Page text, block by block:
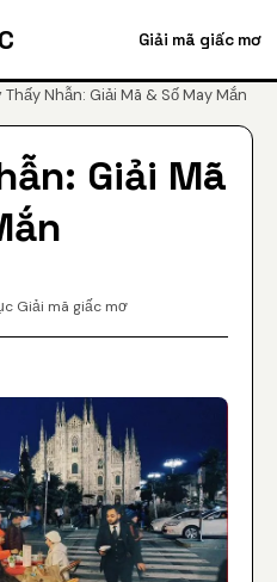
Giải mã giấc mơ
Nhẫn: Giải Mã & Số May Mắn
Giải Mã
Giải mã giấc mơ